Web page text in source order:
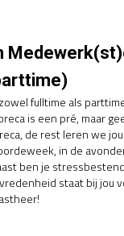
fulltime als
is een pré, maar
de rest leren we
in de
ben je
staat bij jou